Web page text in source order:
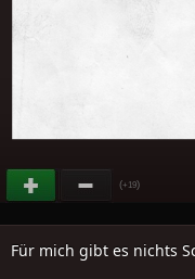
(+19)
Für mich gibt es nichts